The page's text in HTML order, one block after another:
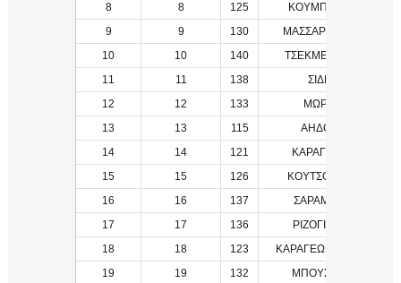
8
8 125
ΚΟΥΜΠΟΥΡΗΣ,
9
9 130
ΜΑΣΣΑΡΟΣ,
10
10 140
ΤΣΕΚΜΕΤΖΙΔΗΣ,
11
11 138
ΣΙΔΕΡΗΣ, ΣΤΕΛΙΟΣ
12
12 133
ΜΩΡΙΑΤΗΣ,
13
13 115
ΑΗΔΟΝΗΣ,
14
14 121
ΚΑΡΑΓΕΩΡΓΟΣ,
15
15 126
ΚΟΥΤΣΟΣ,
16
16 137
ΣΑΡΑΜΠΑΛΗΣ,
17
17 136
ΡΙΖΟΓΙΑΝΝΗΣ,
18
18 123
ΚΑΡΑΓΕΩΡΓΟΣ,
19
19 132 ΜΠΟΥΣΓΟΣ,